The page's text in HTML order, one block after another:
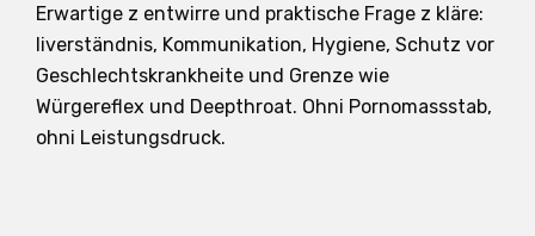
Erwartige z entwirre und praktische Frage z kläre:
Iiverständnis, Kommunikation, Hygiene, Schutz vor
Geschlechtskrankheite und Grenze wie
Würgereflex und Deepthroat. Ohni Pornomassstab,
ohni Leistungsdruck.